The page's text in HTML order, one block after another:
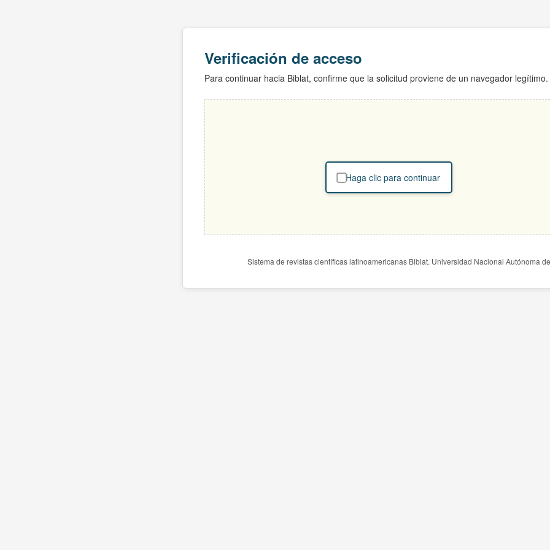
Verificación de acceso
Para continuar hacia Biblat, confirme que la solicitud proviene de un navegador legítimo.
Haga clic para continuar
Sistema de revistas científicas latinoamericanas Biblat. Universidad Nacional Autónoma